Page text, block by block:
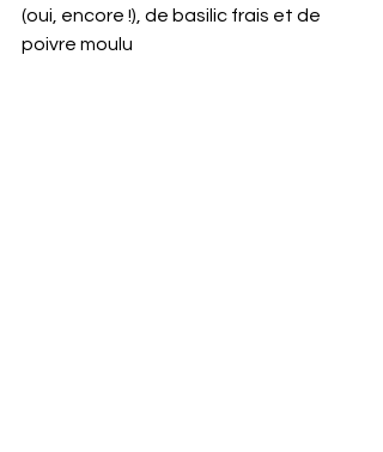
(oui, encore !), de basilic frais et de
poivre moulu